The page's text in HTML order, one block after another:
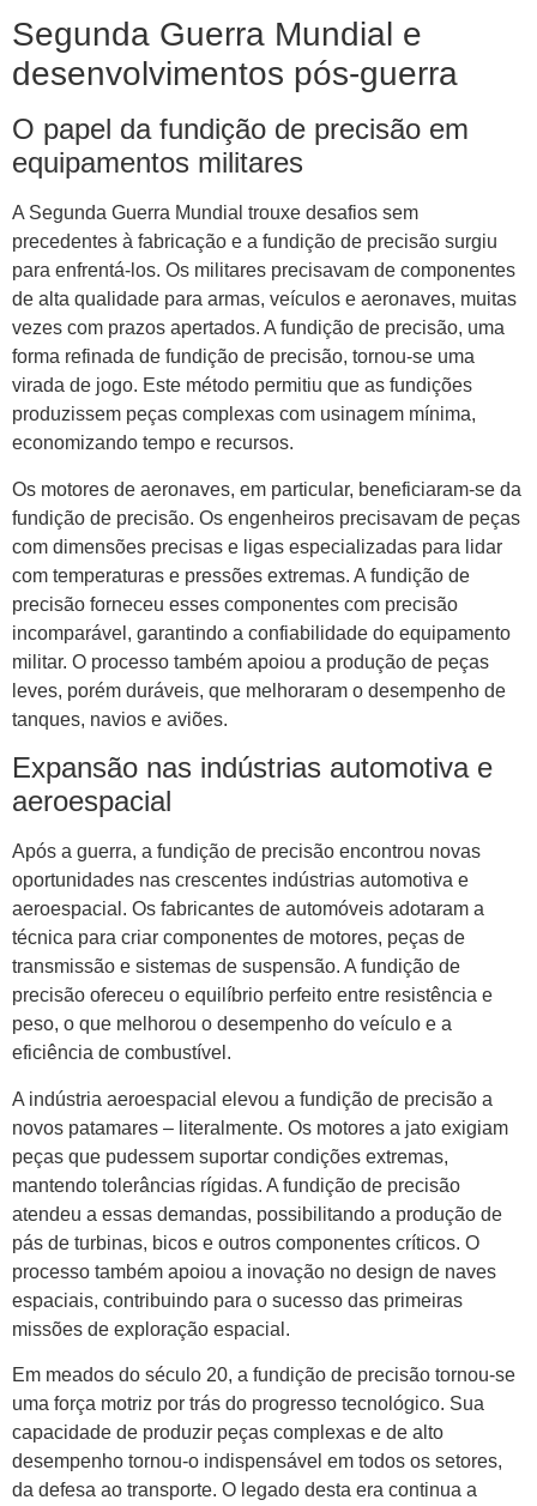
Segunda Guerra Mundial e
desenvolvimentos pós-guerra
O papel da fundição de precisão em
equipamentos militares
A Segunda Guerra Mundial trouxe desafios sem
precedentes à fabricação e a fundição de precisão surgiu
para enfrentá-los. Os militares precisavam de componentes
de alta qualidade para armas, veículos e aeronaves, muitas
vezes com prazos apertados. A fundição de precisão, uma
forma refinada de fundição de precisão, tornou-se uma
virada de jogo. Este método permitiu que as fundições
produzissem peças complexas com usinagem mínima,
economizando tempo e recursos.
Os motores de aeronaves, em particular, beneficiaram-se da
fundição de precisão. Os engenheiros precisavam de peças
com dimensões precisas e ligas especializadas para lidar
com temperaturas e pressões extremas. A fundição de
precisão forneceu esses componentes com precisão
incomparável, garantindo a confiabilidade do equipamento
militar. O processo também apoiou a produção de peças
leves, porém duráveis, que melhoraram o desempenho de
tanques, navios e aviões.
Expansão nas indústrias automotiva e
aeroespacial
Após a guerra, a fundição de precisão encontrou novas
oportunidades nas crescentes indústrias automotiva e
aeroespacial. Os fabricantes de automóveis adotaram a
técnica para criar componentes de motores, peças de
transmissão e sistemas de suspensão. A fundição de
precisão ofereceu o equilíbrio perfeito entre resistência e
peso, o que melhorou o desempenho do veículo e a
eficiência de combustível.
A indústria aeroespacial elevou a fundição de precisão a
novos patamares – literalmente. Os motores a jato exigiam
peças que pudessem suportar condições extremas,
mantendo tolerâncias rígidas. A fundição de precisão
atendeu a essas demandas, possibilitando a produção de
pás de turbinas, bicos e outros componentes críticos. O
processo também apoiou a inovação no design de naves
espaciais, contribuindo para o sucesso das primeiras
missões de exploração espacial.
Em meados do século 20, a fundição de precisão tornou-se
uma força motriz por trás do progresso tecnológico. Sua
capacidade de produzir peças complexas e de alto
desempenho tornou-o indispensável em todos os setores,
da defesa ao transporte. O legado desta era continua a